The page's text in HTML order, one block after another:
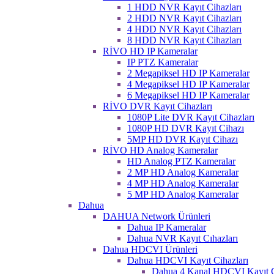
1 HDD NVR Kayıt Cihazları
2 HDD NVR Kayıt Cihazları
4 HDD NVR Kayıt Cihazları
8 HDD NVR Kayıt Cihazları
RİVO HD IP Kameralar
IP PTZ Kameralar
2 Megapiksel HD IP Kameralar
4 Megapiksel HD IP Kameralar
6 Megapiksel HD IP Kameralar
RİVO DVR Kayıt Cihazları
1080P Lite DVR Kayıt Cihazları
1080P HD DVR Kayıt Cihazı
5MP HD DVR Kayıt Cihazı
RİVO HD Analog Kameralar
HD Analog PTZ Kameralar
2 MP HD Analog Kameralar
4 MP HD Analog Kameralar
5 MP HD Analog Kameralar
Dahua
DAHUA Network Ürünleri
Dahua IP Kameralar
Dahua NVR Kayıt Cıhazları
Dahua HDCVI Ürünleri
Dahua HDCVI Kayıt Cihazları
Dahua 4 Kanal HDCVI Kayıt